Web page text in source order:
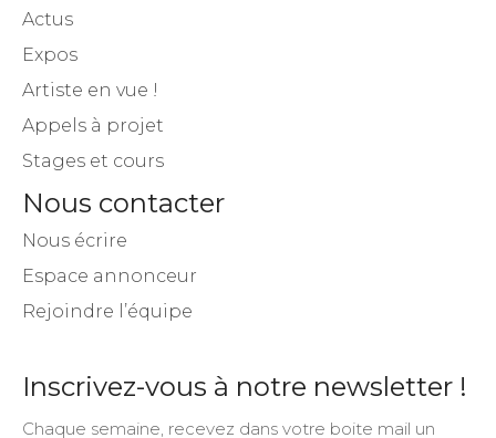
Actus
Expos
Artiste en vue !
Appels à projet
Stages et cours
Nous contacter
Nous écrire
Espace annonceur
Rejoindre l’équipe
Inscrivez-vous à notre newsletter !
Chaque semaine, recevez dans votre boite mail un